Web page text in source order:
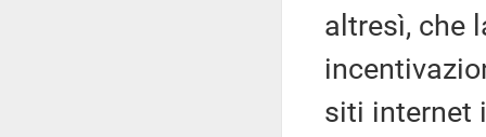
altresì, che
siti internet